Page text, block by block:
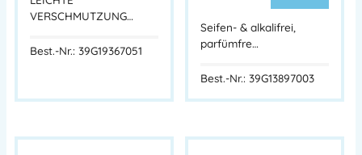
VERSCHMUTZUNG…
Best.-Nr.: 39G19367051
Seifen- & alkalifrei,
parfümfre…
Best.-Nr.: 39G13897003